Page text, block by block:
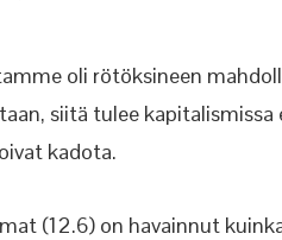
oli rötöksineen
siitä tulee
kadota.
(12.6) on havainnut